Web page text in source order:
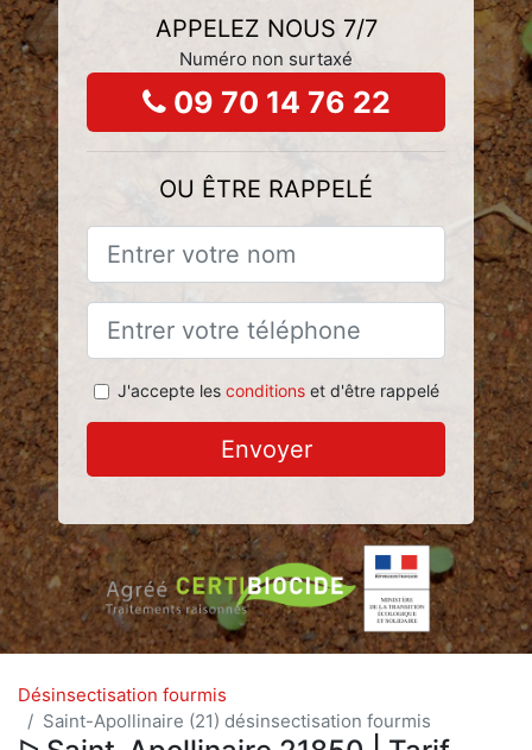
APPELEZ NOUS 7/7
Numéro non surtaxé
09 70 14 76 22
OU ÊTRE RAPPELÉ
J'accepte les conditionset d'être rappelé
Envoyer
Désinsectisation fourmis
Saint-Apollinaire (21) désinsectisation fourmis